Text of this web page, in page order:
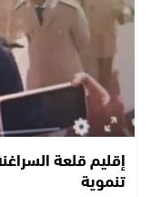
إقليم قلعة
تنموية